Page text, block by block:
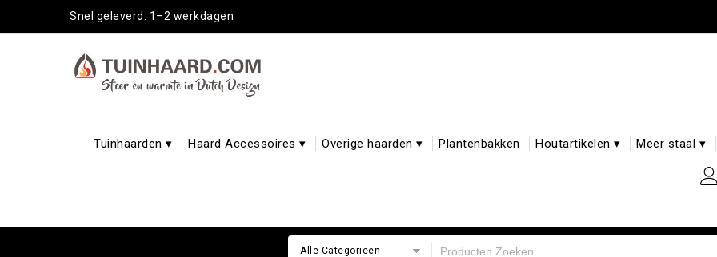
Snel geleverd: 1–2 werkdagen
Tuinhaarden ▾ Haard Accessoires ▾ Overige haarden ▾ Plantenbakken Houtartikelen ▾ Meer staal ▾
Alle Categorieën